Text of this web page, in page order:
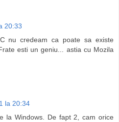
20:33
nu credeam ca poate sa existe
esti un geniu... astia cu Mozila
la 20:34
la Windows. De fapt 2, cam orice